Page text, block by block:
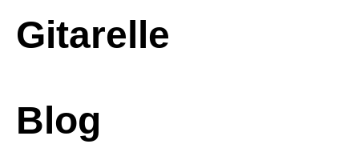
Gitarelle
Blog